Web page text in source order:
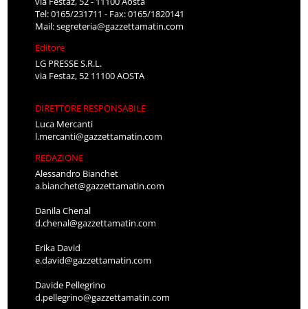
Tel: 0165/231711 - Fax: 0165/1820141
Mail:segreteria@gazzettamatin.com
Editore
LG PRESSE S.R.L.
via Festaz, 52 11100 AOSTA
DIRETTORE RESPONSABILE
Luca Mercanti
l.mercanti@gazzettamatin.com
REDAZIONE
Alessandro Bianchet
a.bianchet@gazzettamatin.com
Danila Chenal
d.chenal@gazzettamatin.com
Erika David
e.david@gazzettamatin.com
Davide Pellegrino
d.pellegrino@gazzettamatin.com